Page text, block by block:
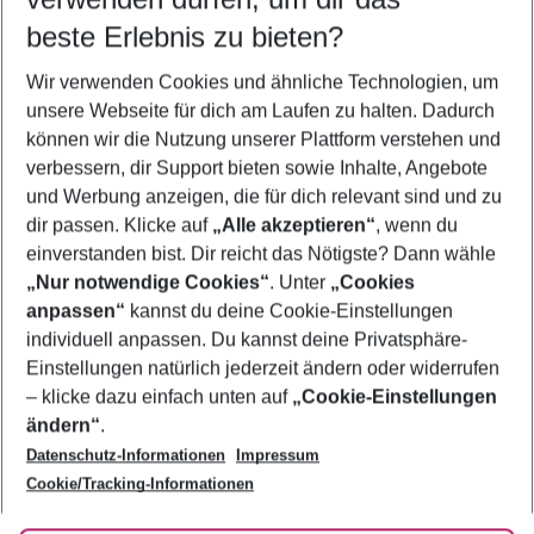
5-8 Nächte
2 Erwachsene Keine Kinder
Mehr Filter anzeigen
Footer
Footer navigation
Über uns
AGB
Bestpreisgarantie
Cookie-Einstellungen ändern
Cookie-Richtlinie
Agenturbetreuung
Barrierefreies Reisen
Folge uns
beste Erlebnis zu bieten?
Wir verwenden Cookies und ähnliche Technologien, um
unsere Webseite für dich am Laufen zu halten. Dadurch
können wir die Nutzung unserer Plattform verstehen und
verbessern, dir Support bieten sowie Inhalte, Angebote
und Werbung anzeigen, die für dich relevant sind und zu
dir passen. Klicke auf „Alle akzeptieren“, wenn du
einverstanden bist. Dir reicht das Nötigste? Dann wähle
„Nur notwendige Cookies“. Unter „Cookies
anpassen“ kannst du deine Cookie-Einstellungen
individuell anpassen. Du kannst deine Privatsphäre-
Einstellungen natürlich jederzeit ändern oder widerrufen
– klicke dazu einfach unten auf „Cookie-Einstellungen
ändern“.
Datenschutz-Informationen
Impressum
Cookie/Tracking-Informationen